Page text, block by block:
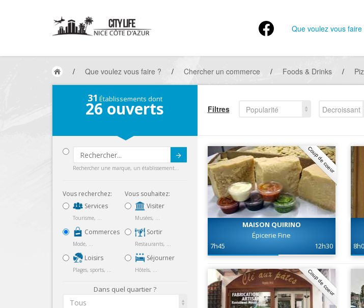
Que voulez vous faire
/ Que voulez vous faire ? / Chercher un commerce / Foods & Drinks /
31 Établissements dont
26 ouverts
Rechercher une marque, un établissement...
Vous recherchez:
Services
Tourisme, ...
Commerces
Mode, ...
Loisirs
Plages, sports, ...
Vous souhaitez:
Visiter
Musées, ...
Sortir
Restaurants, ...
Séjourner
Hôtels, ...
Dans quel quartier ?
Tous
Filtres Popularité
Decroissant
Coup de coeur
MAISON QUIRINO
Épicerie Fine
7h45
12h30
Coup de coeur